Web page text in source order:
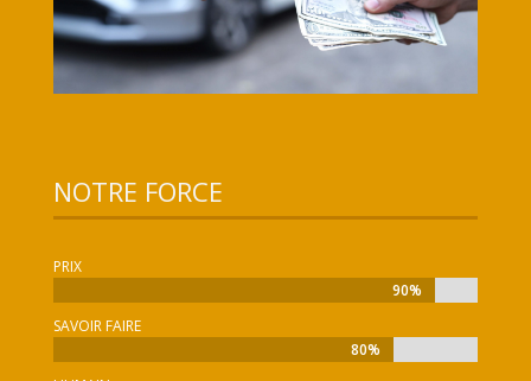
NOTRE FORCE
PRIX
90%
90%
SAVOIR FAIRE
80%
80%